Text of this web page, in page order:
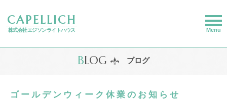
CAPELLICH
株式会社エジソンライトハウス Menu
BLOG ブログ
ゴールデンウィーク休業のお知らせ